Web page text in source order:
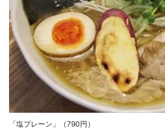
「塩プレーン」（790円）